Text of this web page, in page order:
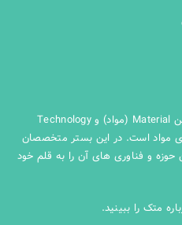
متک (Matec) ترکیبی از دو واژه لاتین Material (مواد) و Technology
مواد است. در این بستر متخصصان
و فناوری های آن را به قلم خود
متک را ببینید.